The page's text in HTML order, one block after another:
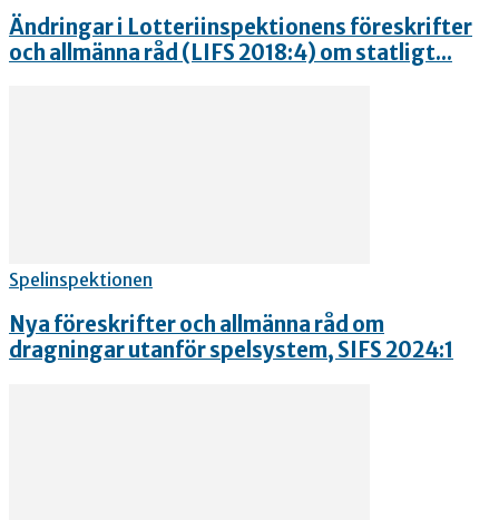
Ändringar i Lotteriinspektionens föreskrifter
och allmänna råd (LIFS 2018:4) om statligt...
Spelinspektionen
Nya föreskrifter och allmänna råd om
dragningar utanför spelsystem, SIFS 2024:1